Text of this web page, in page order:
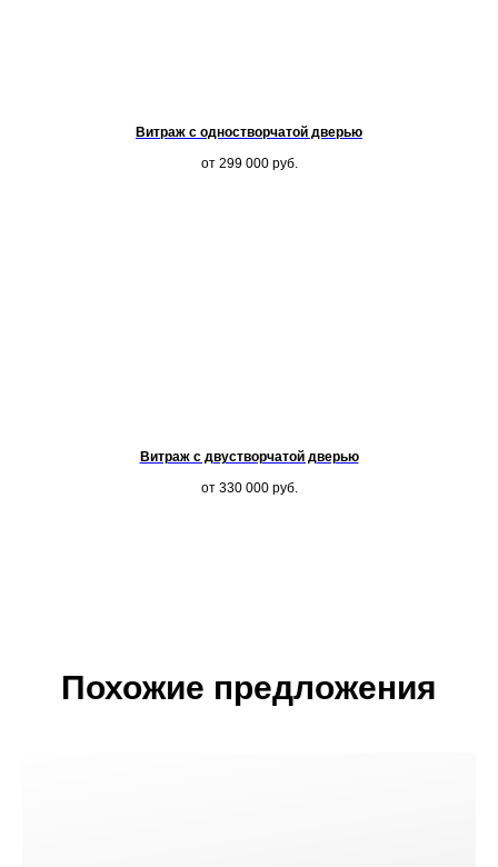
Витраж с одностворчатой дверью
от 299 000 руб.
Витраж с двустворчатой дверью
от 330 000 руб.
Похожие предложения